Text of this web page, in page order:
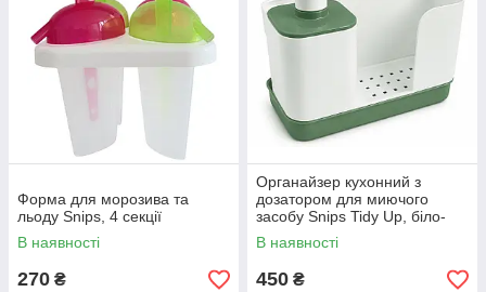
Форма для морозива та
льоду Snips, 4 секції
В наявності
270 ₴
Органайзер кухонний з
дозатором для миючого
засобу Snips Tidy Up, біло-
зелений
В наявності
450 ₴